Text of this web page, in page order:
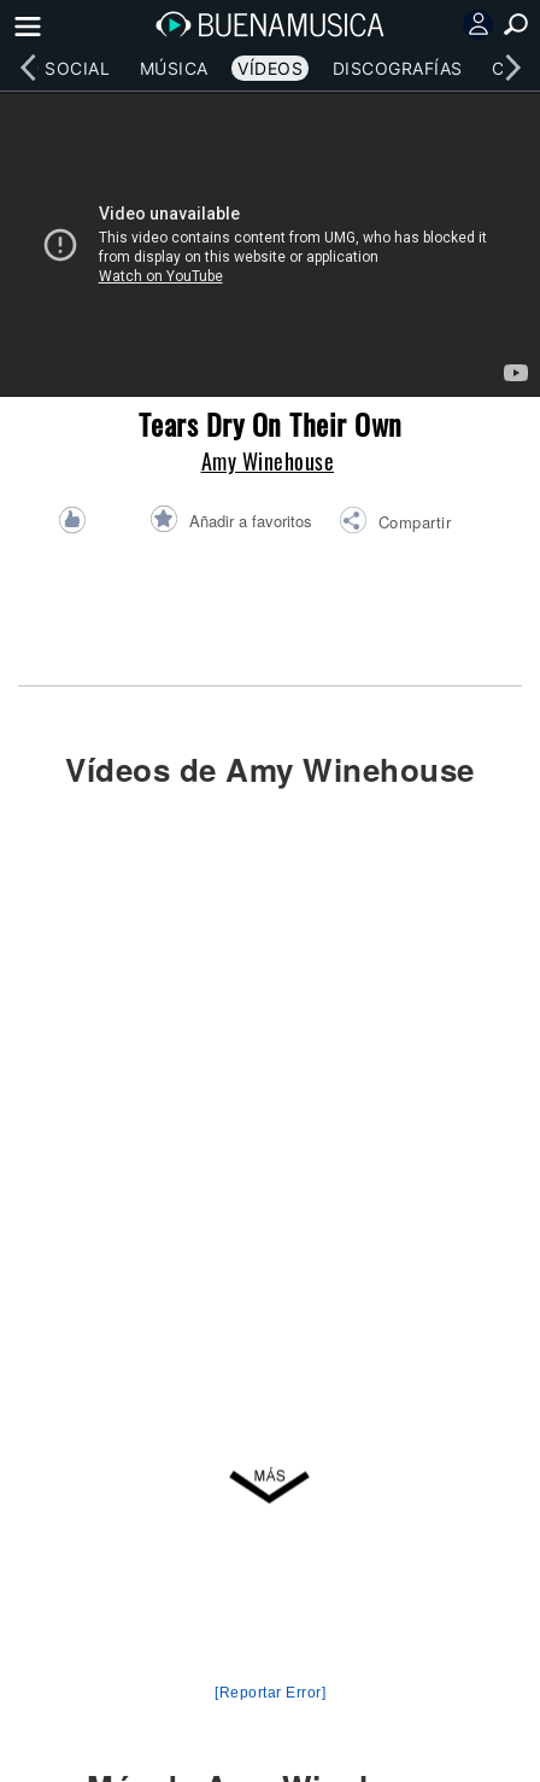
RED SOCIAL MÚSICA VÍDEOS DISCOGRAFÍAS
Tears Dry On Their Own
Amy Winehouse
Añadir a favoritos Compartir
Vídeos de Amy Winehouse
[Reportar Error]